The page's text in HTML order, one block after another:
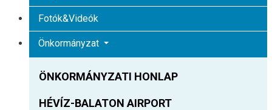
Fotók&Videók
Önkormányzat
ÖNKORMÁNYZATI HONLAP
HÉVÍZ-BALATON AIRPORT